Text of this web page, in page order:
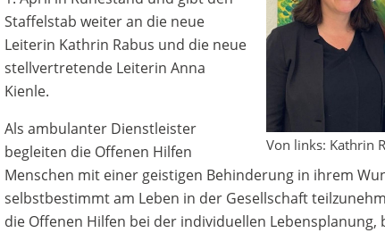
Von links: Kathrin
Staffelstab weiter an die neue
Leiterin Kathrin Rabus und die neue
stellvertretende Leiterin Anna
Kienle.
Als ambulanter Dienstleister
begleiten die Offenen Hilfen
Menschen mit einer geistigen Behinderung in ihrem
selbstbestimmt am Leben in der Gesellschaft
die Offenen Hilfen bei der individuellen